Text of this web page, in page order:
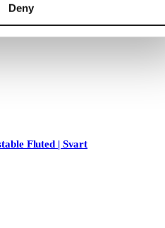
Deny
Fluted | Svart